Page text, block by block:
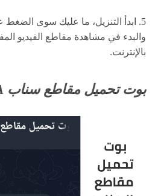
5. ابدأ التنزيل، ما عليك سوى الضغط
والبدء في مشاهدة مقاطع الفيديو
بالإنترنت.
بوت تحميل مقاطع سناب BETA